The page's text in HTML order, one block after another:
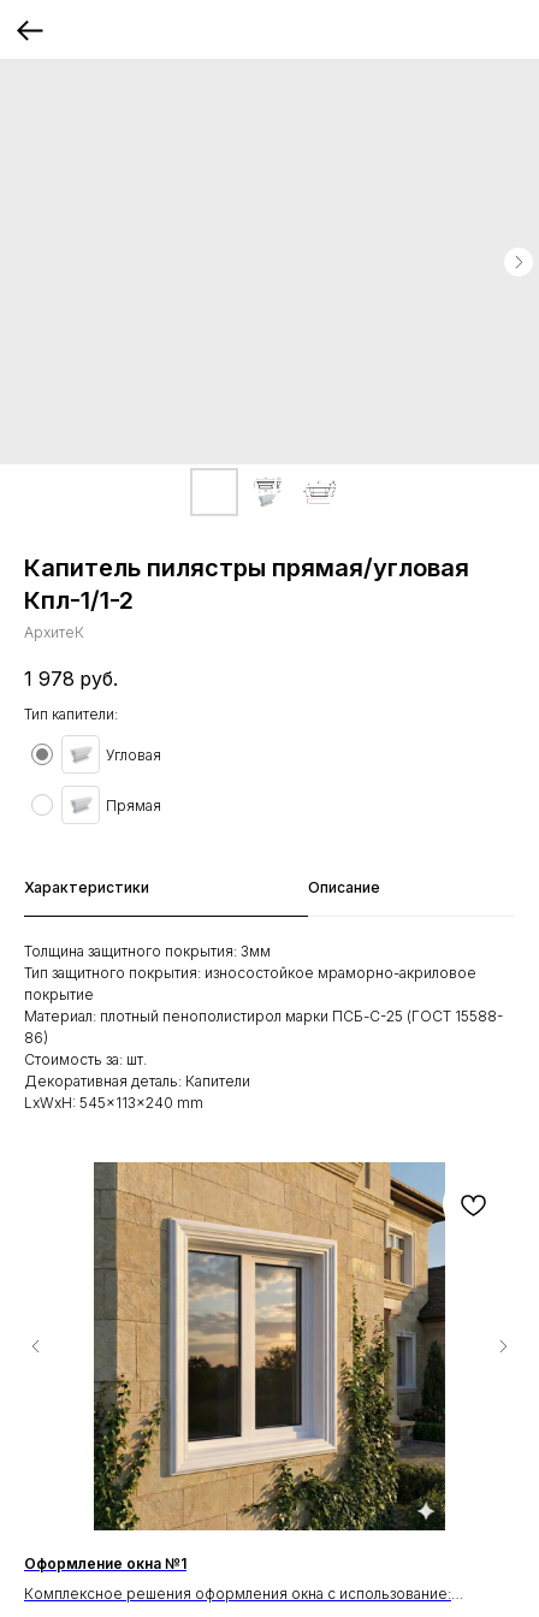
Капитель пилястры прямая/угловая
Кпл-1/1-2
АрхитеК
1 978 руб.
Тип капители:
Угловая
Прямая
Характеристики Описание
Толщина защитного покрытия: 3мм
Тип защитного покрытия: износостойкое мраморно-акриловое
покрытие
Материал: плотный пенополистирол марки ПСБ-С-25 (ГОСТ 15588-
86)
Стоимость за: шт.
Декоративная деталь: Капители
LxWxH: 545x113x240 mm
Оформление окна №1
Комплексное решения оформления окна с использование: